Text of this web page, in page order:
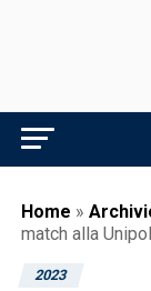
Home »
match alla
2023